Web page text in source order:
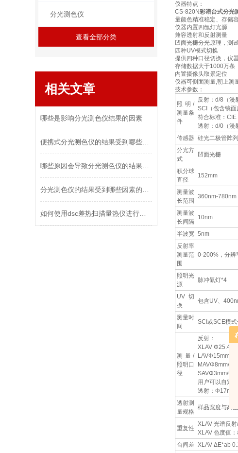
分光测色仪
查看全部分类
相关文章
哪些是影响分光测色仪结果的因素
仪器特点：
CS-820N彩谱台式分光
量颜色精准稳定、存储
仪器内置四氙灯光源
兼容透射和反射测量
凹面光栅分光原理，测
四种UV模式切换
提供四种口径切换，仪
存储数据大于1000万条
内置摄像头取景定位
仪器可侧面测量,朝上测
技术参数：
照明/
测量条
件
反射：d/8（漫
SCI（包含镜
符合标准：
透射：d/0（漫
传感器 硅光二极管阵列
分光方
式
凹面光栅
积分球
直径
152mm
测量波
长范围
360nm-780nm
测量波
长间隔
10nm
半波宽 5nm
反射率
测量范
围
0-200%，分辨
照明光
源
脉冲氙灯*4
UV切
换
包含UV、
测量时
间
SCI或SCE模
测量/
照明口
径
反射：
XLAV
LAVΦ15mm/
MAVΦ8mm/
SAVΦ3mm/
用户可以自定
透射：
透射测
量规格
样品宽度与高
重复性
XLAV 光谱反
XLAV 色度值
台间差 XLAV ΔE*ab